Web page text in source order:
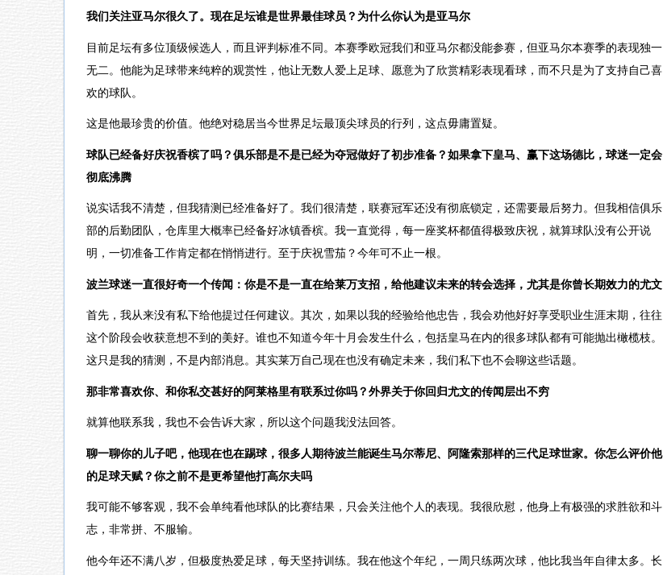
我们关注亚马尔很久了。现在足坛谁是世界最佳球员？为什么你认为是亚马尔
目前足坛有多位顶级候选人，而且评判标准不同。本赛季欧冠我们和亚马尔都没能参赛，但亚马尔本赛季的表现独一
无二。他能为足球带来纯粹的观赏性，他让无数人爱上足球、愿意为了欣赏精彩表现看球，而不只是为了支持自己喜
欢的球队。
这是他最珍贵的价值。他绝对稳居当今世界足坛最顶尖球员的行列，这点毋庸置疑。
球队已经备好庆祝香槟了吗？俱乐部是不是已经为夺冠做好了初步准备？如果拿下皇马、赢下这场德比，球迷一定会
彻底沸腾
说实话我不清楚，但我猜测已经准备好了。我们很清楚，联赛冠军还没有彻底锁定，还需要最后努力。但我相信俱乐
部的后勤团队，仓库里大概率已经备好冰镇香槟。我一直觉得，每一座奖杯都值得极致庆祝，就算球队没有公开说
明，一切准备工作肯定都在悄悄进行。至于庆祝雪茄？今年可不止一根。
波兰球迷一直很好奇一个传闻：你是不是一直在给莱万支招，给他建议未来的转会选择，尤其是你曾长期效力的尤文
首先，我从来没有私下给他提过任何建议。其次，如果以我的经验给他忠告，我会劝他好好享受职业生涯末期，往往
这个阶段会收获意想不到的美好。谁也不知道今年十月会发生什么，包括皇马在内的很多球队都有可能抛出橄榄枝。
这只是我的猜测，不是内部消息。其实莱万自己现在也没有确定未来，我们私下也不会聊这些话题。
那非常喜欢你、和你私交甚好的阿莱格里有联系过你吗？外界关于你回归尤文的传闻层出不穷
就算他联系我，我也不会告诉大家，所以这个问题我没法回答。
聊一聊你的儿子吧，他现在也在踢球，很多人期待波兰能诞生马尔蒂尼、阿隆索那样的三代足球世家。你怎么评价他
的足球天赋？你之前不是更希望他打高尔夫吗
我可能不够客观，我不会单纯看他球队的比赛结果，只会关注他个人的表现。我很欣慰，他身上有极强的求胜欲和斗
志，非常拼、不服输。
他今年还不满八岁，但极度热爱足球，每天坚持训练。我在他这个年纪，一周只练两次球，他比我当年自律太多。长